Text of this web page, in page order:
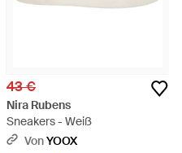
43 €
Nira Rubens
Sneakers - Weiß
VonYOOX